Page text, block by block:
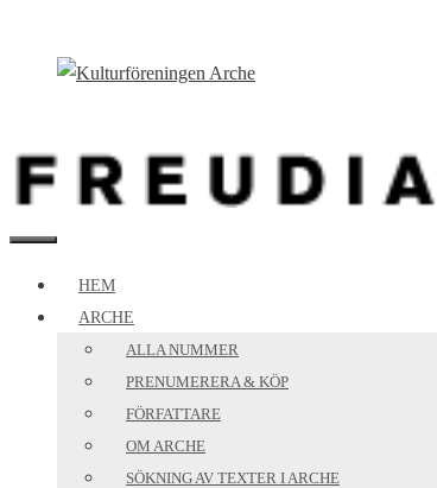
MENY
HEM
ARCHE
ALLA NUMMER
PRENUMERERA & KÖP
FÖRFATTARE
OM ARCHE
SÖKNING AV TEXTER I ARCHE